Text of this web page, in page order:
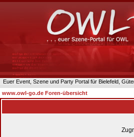
Euer Event, Szene und Party Portal für Bielefeld,
www.owl-go.de Foren-übersicht